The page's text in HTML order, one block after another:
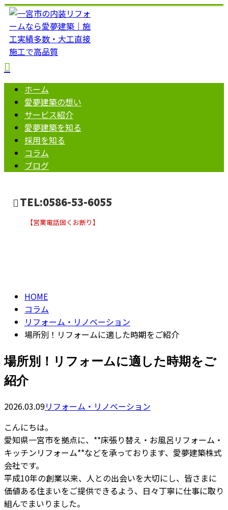
ホーム
愛夢建築の想い
サービス紹介
愛夢建築を知る
採用を知る
コラム
ブログ
TEL:0586-53-6055
【営業電話固くお断り】
HOME
コラム
リフォーム・リノベーション
場所別！リフォームに適した時期をご紹介
場所別！リフォームに適した時期をご
紹介
2026.03.09リフォーム・リノベーション
こんにちは。
愛知県一宮市を拠点に、**床張り替え・お風呂リフォーム・
キッチンリフォーム**などを承っております、愛夢建築株式
会社です。
平成10年の創業以来、人との出会いを大切にし、皆さまに
価値ある住まいをご提供できるよう、日々丁寧に仕事に取り
組んでまいりました。